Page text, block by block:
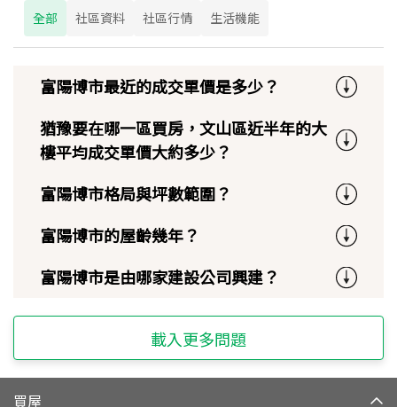
全部 社區資料 社區行情 生活機能
富陽博市最近的成交單價是多少？
猶豫要在哪一區買房，文山區近半年的大
樓平均成交單價大約多少？
富陽博市格局與坪數範圍？
富陽博市的屋齡幾年？
富陽博市是由哪家建設公司興建？
載入更多問題
買屋